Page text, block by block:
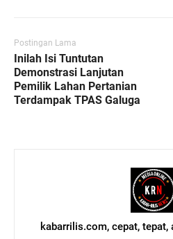
Postingan Lama
Inilah Isi Tuntutan
Demonstrasi Lanjutan
Pemilik Lahan Pertanian
Terdampak TPAS Galuga
kabarrilis.com, cepat, tepat,